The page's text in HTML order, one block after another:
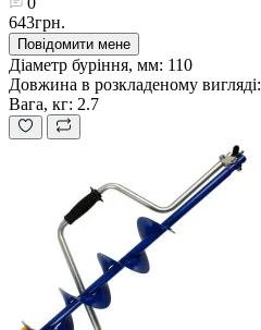
643грн.
Повідомити мене
Діаметр буріння, мм: 110
Довжина в розкладеному вигляді:
Вага, кг: 2.7